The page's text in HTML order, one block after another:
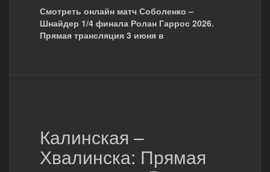
Смотреть онлайн матч Соболенко –
Шнайдер 1/4 финала Ролан Гаррос 2026.
Прямая трансляция 3 июня в
Калинская –
Хвалинска: Прямая